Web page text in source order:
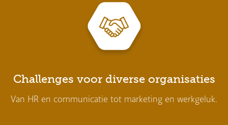
Challenges voor diverse organisaties
Van HR en communicatie tot marketing en werkgeluk.